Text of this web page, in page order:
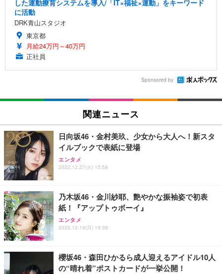
した運動療育システムを導入/「IT×福祉×運動」をキーワード
に活動
DRK青山スタジオ
東京都
月給24万円～40万円
正社員
Sponsored by
関連ニュース
日向坂46・金村美玖、少女から大人へ！新スタ
イルブックで表紙に登場
エンタメ
2022.12.27(火) 15:58
乃木坂46・金川紗耶、艶やかな振袖姿で初表
紙！『アップトゥボーイ』
エンタメ
2022.12.19(月) 19:38
櫻坂46・森田ひかるら成人迎えるアイドル10人
の“晴れ着”ポストカードが一挙公開！